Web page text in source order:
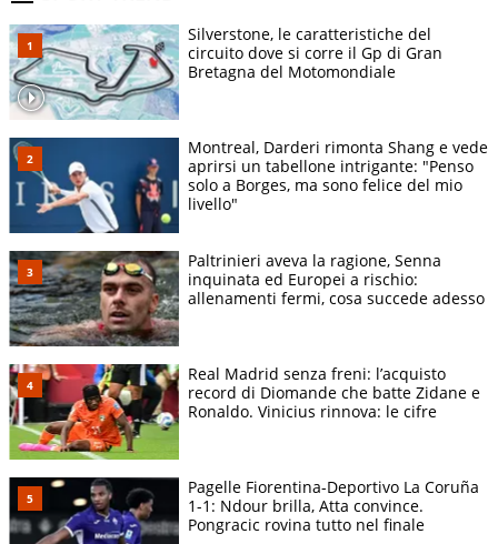
Silverstone, le caratteristiche del
circuito dove si corre il Gp di Gran
Bretagna del Motomondiale
Montreal, Darderi rimonta Shang e vede
aprirsi un tabellone intrigante: "Penso
solo a Borges, ma sono felice del mio
livello"
Paltrinieri aveva la ragione, Senna
inquinata ed Europei a rischio:
allenamenti fermi, cosa succede adesso
Real Madrid senza freni: l’acquisto
record di Diomande che batte Zidane e
Ronaldo. Vinicius rinnova: le cifre
Pagelle Fiorentina-Deportivo La Coruña
1-1: Ndour brilla, Atta convince.
Pongracic rovina tutto nel finale